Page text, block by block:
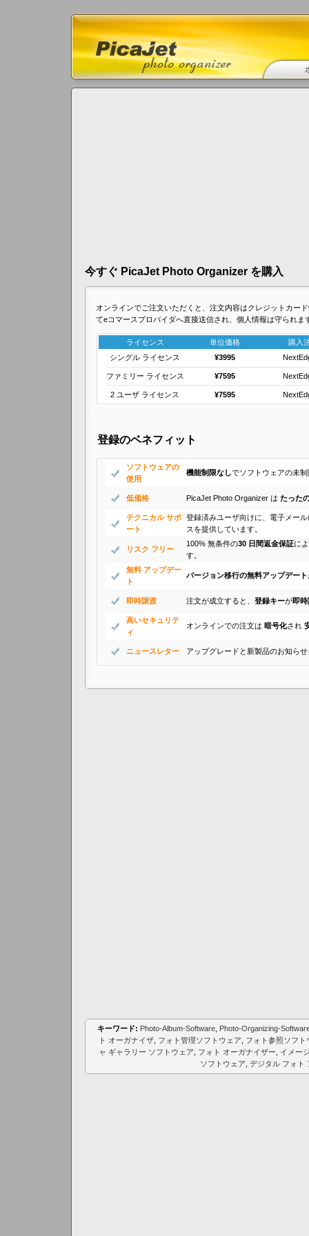
今すぐ PicaJet Photo Organizer を購入
オンラインでご注文いただくと、注文内容はクレジットカー
てeコマースプロバイダへ直接送信され、個人情報は守られま
ライセンス 単位価格
購入
シングル ライセンス
¥3995
ファミリー ライセンス ¥7595
2 ユーザ ライセンス ¥7595
登録のベネフィット
ソフトウェアの
使用
機能制限なしでソフトウェアの未
低価格 PicaJet Photo Organizer は たった
テクニカル サポ
ート
登録済みユーザ向けに、電子メー
スを提供しています。
リスク フリー
100% 無条件の30 日間返金保証に
す。
無料 アップデー
ト
バージョン移行の無料アップデート
即時譲渡 注文が成立すると、 登録キーが即
高いセキュリテ
ィ
オンラインでの注文は 暗号化され
ニュースレター アップグレードと新製品のお知ら
キーワード: Photo-Album-Software, Photo-Organizing-
ト オーガナイザ フォト管理ソフトウェア
フォト参照ソフト
ャ ギャラリー ソフトウェア
フォト オーガナイザー
イメー
ソフトウェア デジタル フォト